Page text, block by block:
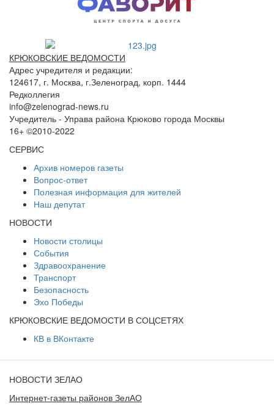
КРЮКОВСКИЕ ВЕДОМОСТИ
Адрес учредителя и редакции:
124617, г. Москва, г.Зеленоград, корп. 1444
Редколлегия
info@zelenograd-news.ru
Учредитель - Управа района Крюково города Москвы
16+ ©2010-2022
СЕРВИС
Архив номеров газеты
Вопрос-ответ
Полезная информация для жителей
Наш депутат
НОВОСТИ
Новости столицы
События
Здравоохранение
Транспорт
Безопасность
Эхо Победы
КРЮКОВСКИЕ ВЕДОМОСТИ В СОЦСЕТЯХ
КВ в ВКонтакте
НОВОСТИ ЗЕЛАО
Интернет-газеты районов ЗелАО